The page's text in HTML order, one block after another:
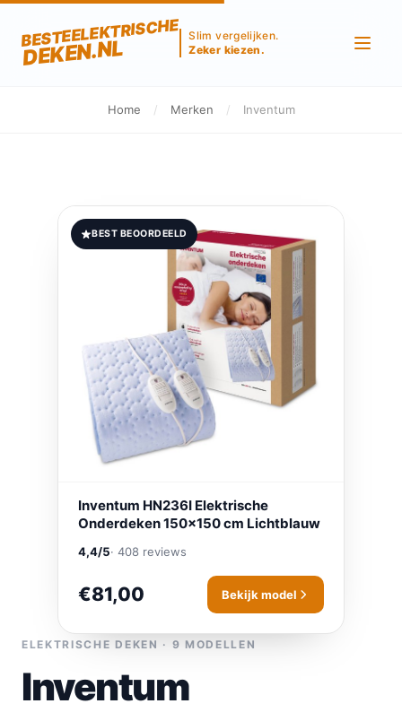
BESTEELEKTRISCHE
DEKEN.NL
Slim vergelijken.
Zeker kiezen.
Home / Merken / Inventum
ELEKTRISCHE DEKEN · 9 MODELLEN
Inventum
BEST BEOORDEELD
Inventum HN236I Elektrische
Onderdeken 150x150 cm Lichtblauw
4,4/5· 408 reviews
€81,00 Bekijk model